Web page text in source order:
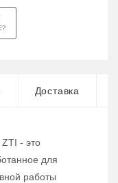
Доставка
- это
для
работы